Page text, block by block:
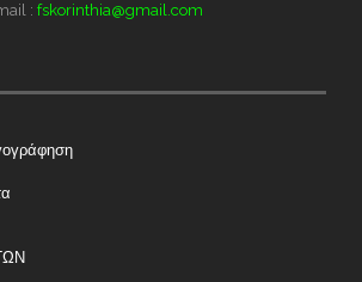
: fskorinthia@gmail.com